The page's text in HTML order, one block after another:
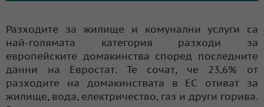
Разходите за жилище и комунални услуги са
най-голямата категория разходи за
европейските домакинства според последните
данни на Евростат. Те сочат, че 23,6% от
разходите на домакинствата в ЕС отиват за
жилище, вода, електричество, газ и други горива.